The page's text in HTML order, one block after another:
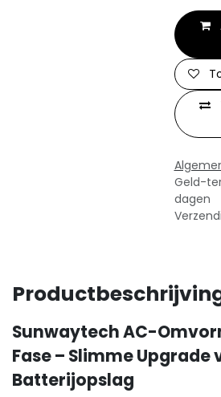
Geld-
dagen
Sunwaytech AC-
Fase – Slimme Upgrade
Batterijopslag